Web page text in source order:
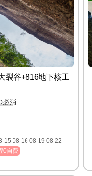
裂谷+816地下核工
必消
团期 08-09 08-12 08-15 08-16 08-19 08-22
0自费